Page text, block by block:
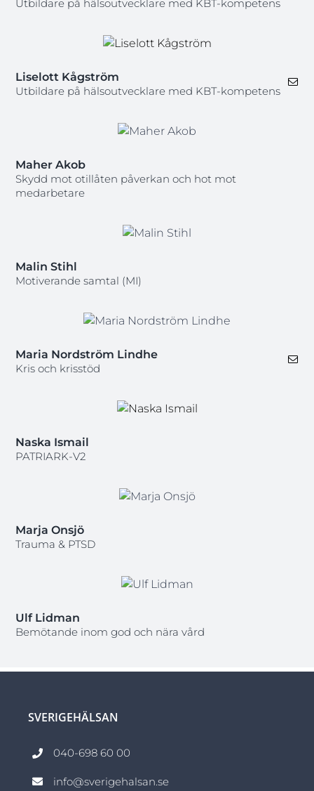
Utbildare på hälsoutvecklare med KBT-kompetens
Liselott Kågström
Utbildare på hälsoutvecklare med KBT-kompetens
Maher Akob
Skydd mot otillåten påverkan och hot mot
medarbetare
Malin Stihl
Motiverande samtal (MI)
Maria Nordström Lindhe
Kris och krisstöd
Naska Ismail
PATRIARK-V2
Marja Onsjö
Trauma & PTSD
Ulf Lidman
Bemötande inom god och nära vård
SVERIGEHÄLSAN
040-698 60 00
info@sverigehalsan.se